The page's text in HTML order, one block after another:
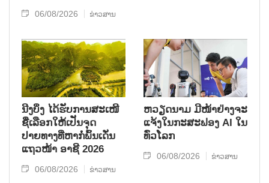
06/08/2026 ຂ່າວສານ
ນີງບິ່ງ ໄດ້ຮັບການສະເໜີ
ຊື່ເລືອກໃຫ້ເປັນຈຸດ
ປາຍທາງທີ່ຫາກໍ່ພົ້ນເດັ່ນ
ແຖວໜ້າ ອາຊີ 2026
06/08/2026 ຂ່າວສານ
ຫວຽດນາມ ມີໜ້າຢ່າງຈະ
ແຈ້ງໃນກະສະຟອງ AI ໃນ
ທົ່ວໂລກ
06/08/2026 ຂ່າວສານ